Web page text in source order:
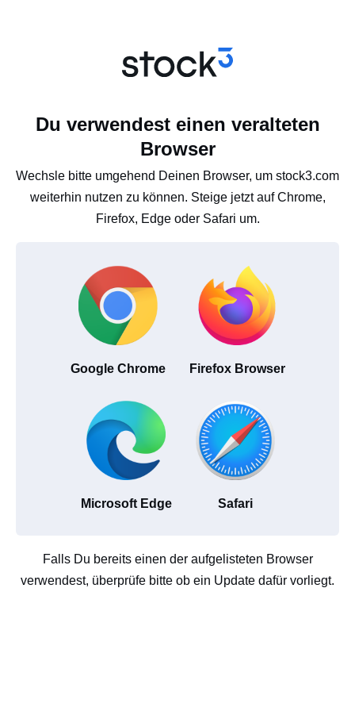
Du verwendest einen veralteten
Browser
Wechsle bitte umgehend Deinen Browser, um stock3.com
weiterhin nutzen zu können. Steige jetzt auf Chrome,
Firefox, Edge oder Safari um.
Google Chrome Firefox Browser
Microsoft Edge Safari
Falls Du bereits einen der aufgelisteten Browser
verwendest, überprüfe bitte ob ein Update dafür vorliegt.